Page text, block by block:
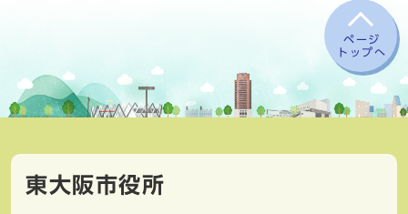
ページ
トップへ
東大阪市役所